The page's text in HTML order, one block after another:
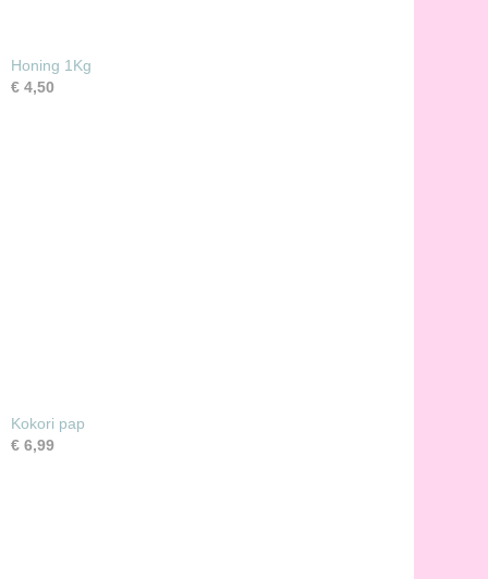
Honing 1Kg
€ 4,50
Kokori pap
€ 6,99